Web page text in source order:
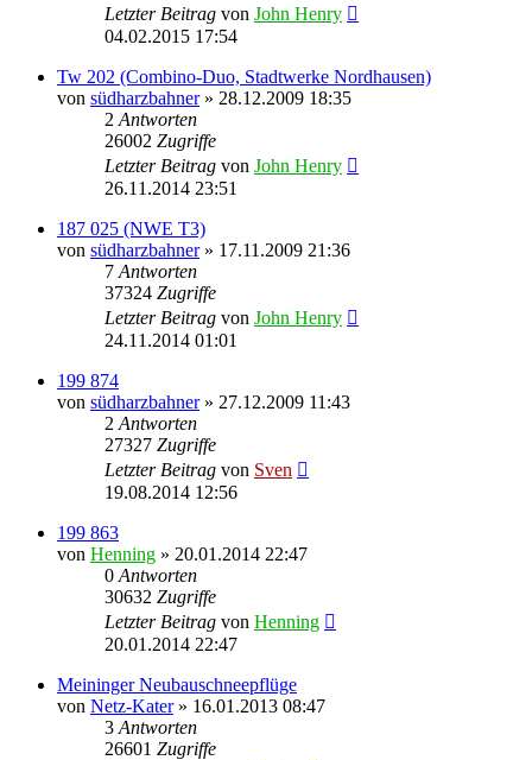
Letzter Beitrag von John Henry
04.02.2015 17:54
Tw 202 (Combino-Duo, Stadtwerke Nordhausen)
von südharzbahner» 28.12.2009 18:35
2 Antworten
26002 Zugriffe
Letzter Beitrag von John Henry
26.11.2014 23:51
187 025 (NWE T3)
von südharzbahner» 17.11.2009 21:36
7 Antworten
37324 Zugriffe
Letzter Beitrag von John Henry
24.11.2014 01:01
199 874
von südharzbahner» 27.12.2009 11:43
2 Antworten
27327 Zugriffe
Letzter Beitrag von Sven
19.08.2014 12:56
199 863
von Henning » 20.01.2014 22:47
0 Antworten
30632 Zugriffe
Letzter Beitrag von Henning
20.01.2014 22:47
Meininger Neubauschneepflüge
von Netz-Kater» 16.01.2013 08:47
3 Antworten
26601 Zugriffe